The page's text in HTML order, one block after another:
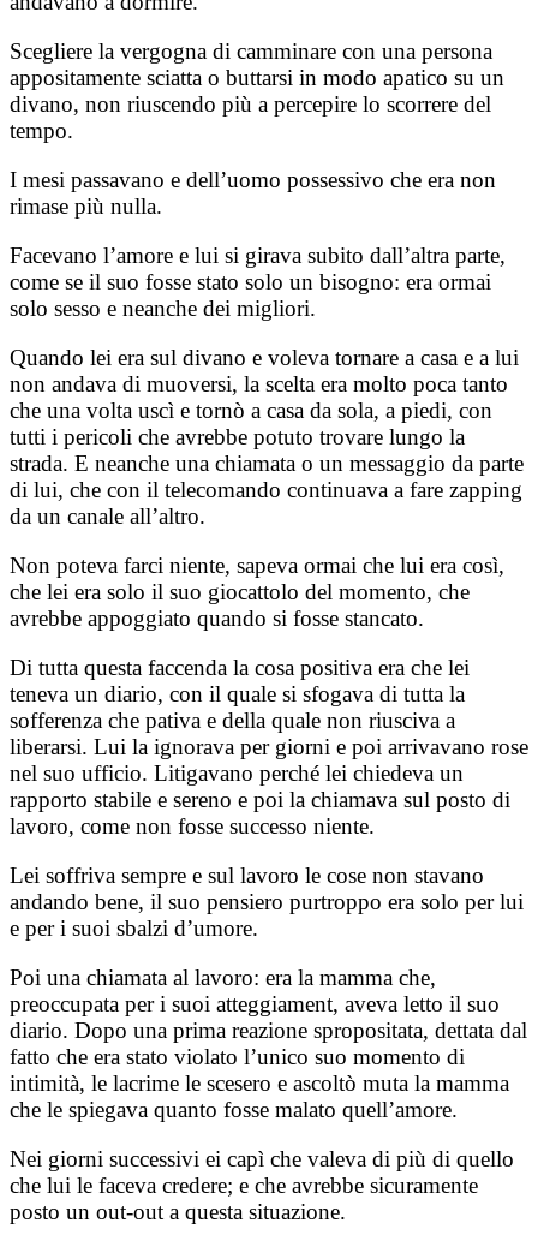
Scegliere la vergogna di camminare con una persona
appositamente sciatta o buttarsi in modo apatico su un
divano, non riuscendo più a percepire lo scorrere del
tempo.
I mesi passavano e dell’uomo possessivo che era non
rimase più nulla.
Facevano l’amore e lui si girava subito dall’altra parte,
come se il suo fosse stato solo un bisogno: era ormai
solo sesso e neanche dei migliori.
Quando lei era sul divano e voleva tornare a casa e a lui
non andava di muoversi, la scelta era molto poca tanto
che una volta uscì e tornò a casa da sola, a piedi, con
tutti i pericoli che avrebbe potuto trovare lungo la
strada. E neanche una chiamata o un messaggio da parte
di lui, che con il telecomando continuava a fare zapping
da un canale all’altro.
Non poteva farci niente, sapeva ormai che lui era così,
che lei era solo il suo giocattolo del momento, che
avrebbe appoggiato quando si fosse stancato.
Di tutta questa faccenda la cosa positiva era che lei
teneva un diario, con il quale si sfogava di tutta la
sofferenza che pativa e della quale non riusciva a
liberarsi. Lui la ignorava per giorni e poi arrivavano rose
nel suo ufficio. Litigavano perché lei chiedeva un
rapporto stabile e sereno e poi la chiamava sul posto di
lavoro, come non fosse successo niente.
Lei soffriva sempre e sul lavoro le cose non stavano
andando bene, il suo pensiero purtroppo era solo per lui
e per i suoi sbalzi d’umore.
Poi una chiamata al lavoro: era la mamma che,
preoccupata per i suoi atteggiament, aveva letto il suo
diario. Dopo una prima reazione spropositata, dettata dal
fatto che era stato violato l’unico suo momento di
intimità, le lacrime le scesero e ascoltò muta la mamma
che le spiegava quanto fosse malato quell’amore.
Nei giorni successivi ei capì che valeva di più di quello
che lui le faceva credere; e che avrebbe sicuramente
posto un out-out a questa situazione.